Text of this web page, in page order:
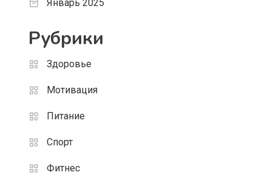
Январь 2025
Рубрики
Здоровье
Мотивация
Питание
Спорт
Фитнес